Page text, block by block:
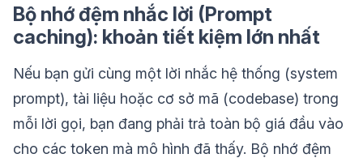
Bộ nhớ đệm nhắc lời (Prompt
caching): khoản tiết kiệm lớn nhất
Nếu bạn gửi cùng một lời nhắc hệ thống (system
prompt), tài liệu hoặc cơ sở mã (codebase) trong
mỗi lời gọi, bạn đang phải trả toàn bộ giá đầu vào
cho các token mà mô hình đã thấy. Bộ nhớ đệm